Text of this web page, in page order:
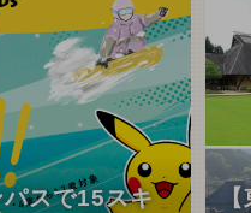
スで15スキ
【